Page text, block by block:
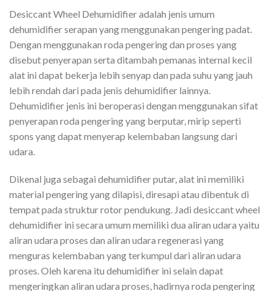
Desiccant Wheel Dehumidifier adalah jenis umum
dehumidifier serapan yang menggunakan pengering padat.
Dengan menggunakan roda pengering dan proses yang
disebut penyerapan serta ditambah pemanas internal kecil
alat ini dapat bekerja lebih senyap dan pada suhu yang jauh
lebih rendah dari pada jenis dehumidifier lainnya.
Dehumidifier jenis ini beroperasi dengan menggunakan sifat
penyerapan roda pengering yang berputar, mirip seperti
spons yang dapat menyerap kelembaban langsung dari
udara.
Dikenal juga sebagai dehumidifier putar, alat ini memiliki
material pengering yang dilapisi, diresapi atau dibentuk di
tempat pada struktur rotor pendukung. Jadi desiccant wheel
dehumidifier ini secara umum memiliki dua aliran udara yaitu
aliran udara proses dan aliran udara regenerasi yang
menguras kelembaban yang terkumpul dari aliran udara
proses. Oleh karena itu dehumidifier ini selain dapat
mengeringkan aliran udara proses, hadirnya roda pengering